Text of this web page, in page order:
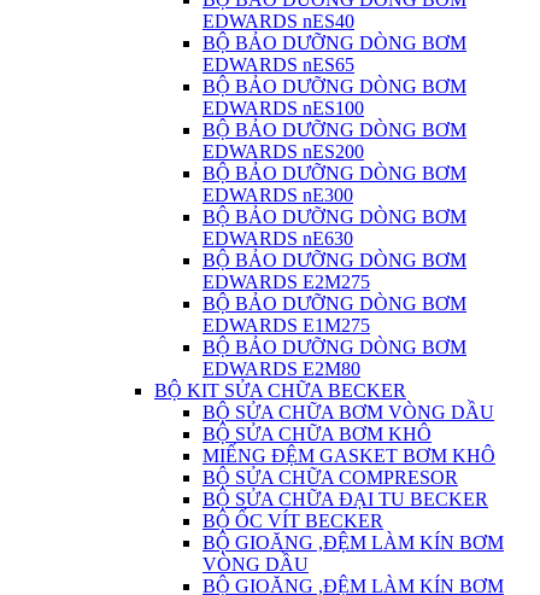
EDWARDS nES40
BỘ BẢO DƯỠNG DÒNG BƠM
EDWARDS nES65
BỘ BẢO DƯỠNG DÒNG BƠM
EDWARDS nES100
BỘ BẢO DƯỠNG DÒNG BƠM
EDWARDS nES200
BỘ BẢO DƯỠNG DÒNG BƠM
EDWARDS nE300
BỘ BẢO DƯỠNG DÒNG BƠM
EDWARDS nE630
BỘ BẢO DƯỠNG DÒNG BƠM
EDWARDS E2M275
BỘ BẢO DƯỠNG DÒNG BƠM
EDWARDS E1M275
BỘ BẢO DƯỠNG DÒNG BƠM
EDWARDS E2M80
BỘ KIT SỬA CHỮA BECKER
BỘ SỬA CHỮA BƠM VÒNG DẦU
BỘ SỬA CHỮA BƠM KHÔ
MIẾNG ĐỆM GASKET BƠM KHÔ
BỘ SỬA CHỮA COMPRESOR
BỘ SỬA CHỮA ĐẠI TU BECKER
BỘ ỐC VÍT BECKER
BỘ GIOĂNG ,ĐỆM LÀM KÍN BƠM
VÒNG DẦU
BỘ GIOĂNG ,ĐỆM LÀM KÍN BƠM